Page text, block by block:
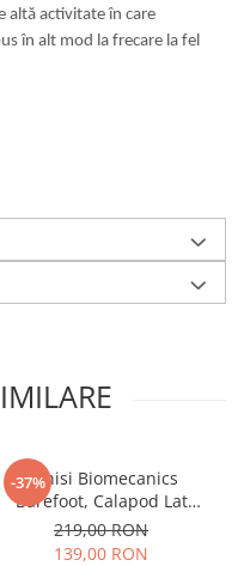
altă activitate în care
în alt mod la frecare la fel
-37%
Tenisi Biomecanics
Barefoot, Calapod Lat
262190-E032 Rosa
219,00 RON
139,00 RON